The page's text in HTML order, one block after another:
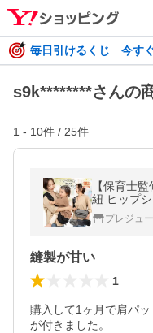
毎日引けるくじ 今す
s9k********さんの
1 - 10件 / 25件
【保育士
紐 ヒップ
リング だ
2WAY プレ
プレジュ
縫製が甘い
1
購入して1ヶ月で肩パ
が付きました。